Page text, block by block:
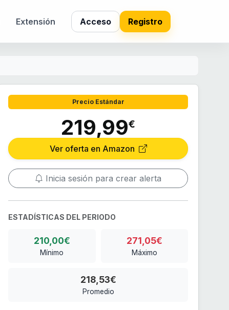
Extensión Acceso Registro
Precio Estándar
219,99€
Ver oferta en Amazon
Inicia sesión para crear alerta
ESTADÍSTICAS DEL PERIODO
210,00€
Mínimo
271,05€
Máximo
218,53€
Promedio